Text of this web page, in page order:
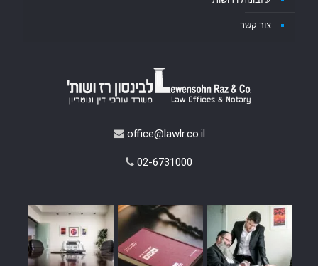
צור קשר
office@lawlr.co.il
02-6731000